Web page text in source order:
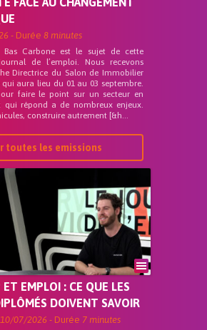
- Durée 8 minutes
Bas Carbone est le sujet de cette
de l’emploi. Nous recevons
Directrice du Salon de Immobilier
qui aura lieu du 01 au 03 septembre.
faire le point sur un secteur en
qui répond a de nombreux enjeux.
construire autrement [&h...
toutes les emissions
EMPLOI : CE QUE LES
DOIVENT SAVOIR
10/07/2026 - Durée 7 minutes